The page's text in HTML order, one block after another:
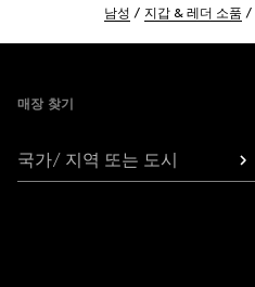
남성 지갑 & 레더 소품
매장 찾기
국가/ 지역 또는 도시